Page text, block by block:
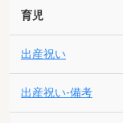
育児
出産祝い
出産祝い-備考